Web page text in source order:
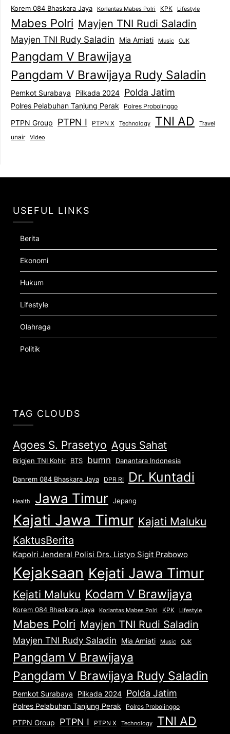
Korem 084 Bhaskara Jaya Korlantas Mabes Polri KPK Lifestyle
Mabes Polri Mayjen TNI Rudi Saladin
Mayjen TNI Rudy Saladin Mia Amiati Music OJK
Pangdam V Brawijaya
Pangdam V Brawijaya Rudy Saladin
Pemkot Surabaya Pilkada 2024 Polda Jatim
Polres Pelabuhan Tanjung Perak Polres Probolinggo
PTPN Group PTPN I PTPN X Technology TNI AD Travel
unair Video
USEFUL LINKS
Berita
Ekonomi
Hukum
Lifestyle
Olahraga
Politik
TAG CLOUDS
Agoes S. Prasetyo Agus Sahat
Brigjen TNI Kohir BTS bumn Danantara Indonesia
Danrem 084 Bhaskara Jaya DPR RI Dr. Kuntadi
Health Jawa Timur Jepang
Kajati Jawa Timur Kajati Maluku
KaktusBerita
Kapolri Jenderal Polisi Drs. Listyo Sigit Prabowo
Kejaksaan Kejati Jawa Timur
Kejati Maluku Kodam V Brawijaya
Korem 084 Bhaskara Jaya Korlantas Mabes Polri KPK Lifestyle
Mabes Polri Mayjen TNI Rudi Saladin
Mayjen TNI Rudy Saladin Mia Amiati Music OJK
Pangdam V Brawijaya
Pangdam V Brawijaya Rudy Saladin
Pemkot Surabaya Pilkada 2024 Polda Jatim
Polres Pelabuhan Tanjung Perak Polres Probolinggo
PTPN Group PTPN I PTPN X Technology TNI AD